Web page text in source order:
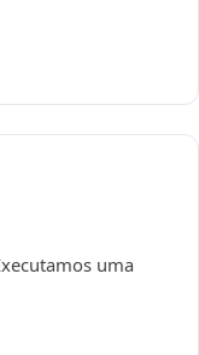
uma